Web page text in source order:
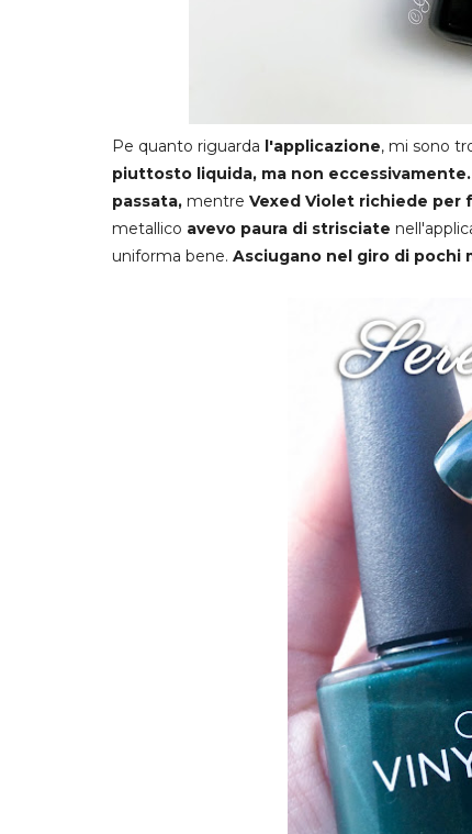
Pe quanto riguarda l'applicazione, mi sono
piuttosto liquida, ma non
passata, mentre Vexed Violet richiede per
metallico avevo paura di strisciate
uniforma bene. Asciugano nel giro di pochi